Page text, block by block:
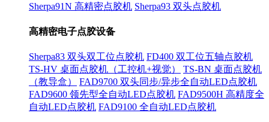
Sherpa91N 高精密点胶机 Sherpa93 双头点胶机
高精密电子点胶设备
Sherpa83 双头双工位点胶机 FD400 双工位五轴点胶机
TS-HV 桌面点胶机（工控机+视觉）
TS-BN 桌面点胶机
（教导盒）
FAD9700 双头同步/异步全自动LED点胶机
FAD9600 领先型全自动LED点胶机 FAD9500H 高精度全
自动LED点胶机 FAD9100 全自动LED点胶机